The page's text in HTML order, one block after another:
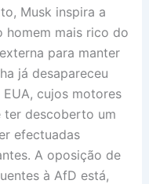
Musk inspira a
homem mais rico do
para manter
já desapareceu
cujos motores
ter descoberto um
efectuadas
A oposição de
à AfD está,